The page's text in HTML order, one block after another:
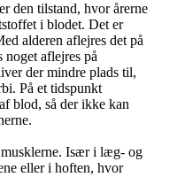
den tilstand, hvor årerne
i blodet. Det er
alderen aflejres det på
noget aflejres på
der mindre plads til,
På et tidspunkt
blod, så der ikke kan
Især i læg- og
eller i hoften, hvor